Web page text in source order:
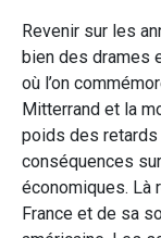
Revenir sur les
bien des drames
où l’on
Mitterrand et la
poids des
conséquences
économiques. Là
France et de sa